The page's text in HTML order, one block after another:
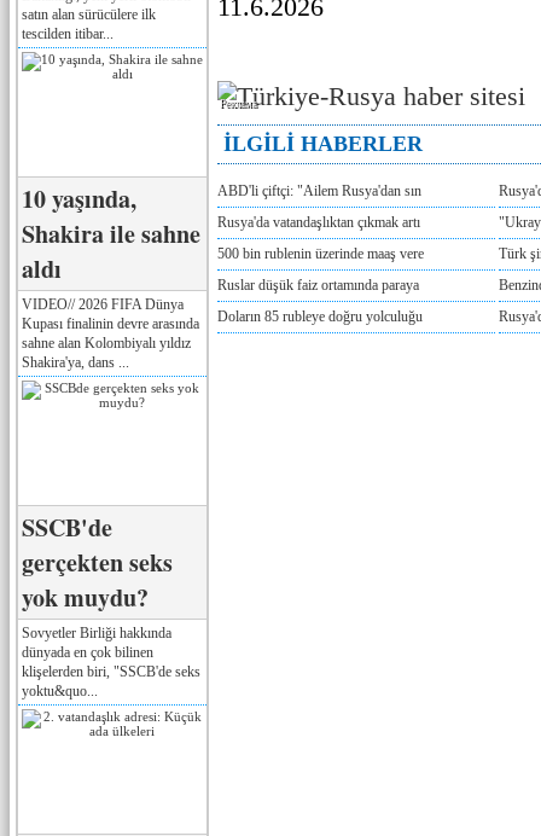
satın alan sürücülere ilk
tescilden itibar...
10 yaşında,
Shakira ile sahne
aldı
VIDEO// 2026 FIFA Dünya
Kupası finalinin devre arasında
sahne alan Kolombiyalı yıldız
Shakira'ya, dans ...
SSCB'de
gerçekten seks
yok muydu?
Sovyetler Birliği hakkında
dünyada en çok bilinen
klişelerden biri, "SSCB'de seks
yoktu&quo...
11.6.2026
Реклама
İLGİLİ HABERLER
ABD'li çiftçi: "Ailem Rusya'dan sın
Rusya'da vatandaşlıktan çıkmak artı
500 bin rublenin üzerinde maaş vere
Türk
Ruslar düşük faiz ortamında paraya
Doların 85 rubleye doğru yolculuğu